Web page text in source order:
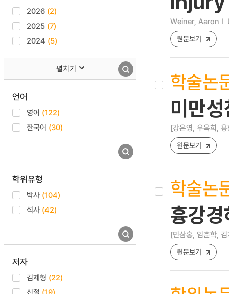
2026 (2)
2025 (7)
2024 (5)
펼치기
언어
영어 (122)
한국어 (30)
학위유형
박사 (104)
석사 (42)
저자
김제형 (22)
신철 (19)
Weiner, Aaron I
원문보기
학술논
미만
[강은영, 우옥희,
원문보기
학술논
흉강
[민삼홍, 임춘학,
원문보기